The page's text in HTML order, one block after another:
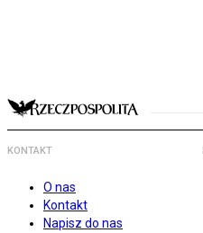
KONTAKT
O nas
Kontakt
Napisz do nas